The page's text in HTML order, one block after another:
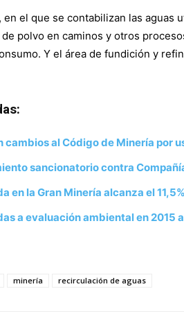
en el que se contabilizan las aguas
polvo en caminos y otros
Y el área de fundición y
cambios al Código de Minería por
sancionatorio contra
en la Gran Minería alcanza el 11,5%
a evaluación ambiental en 2015
minería recirculación de aguas